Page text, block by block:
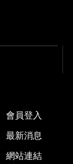
會員登入
最新消息
網站連結